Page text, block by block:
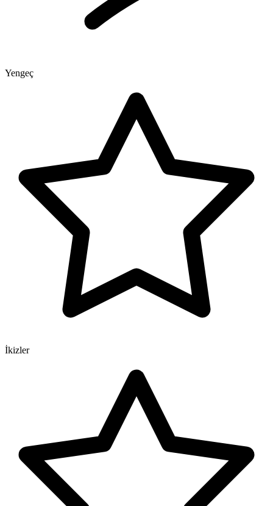
Yengeç
İkizler